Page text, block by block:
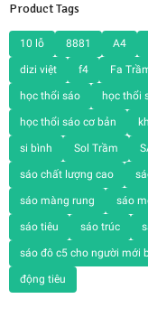
Product Tags
10 lỗ 8881 A4
dizi việt f4 Fa
học thổi sáo học thổi
học thổi sáo cơ bản
si bình Sol Trầm
sáo chất lượng cao
sáo màng rung sáo
sáo tiêu sáo trúc
sáo đô c5 cho người mới
động tiêu